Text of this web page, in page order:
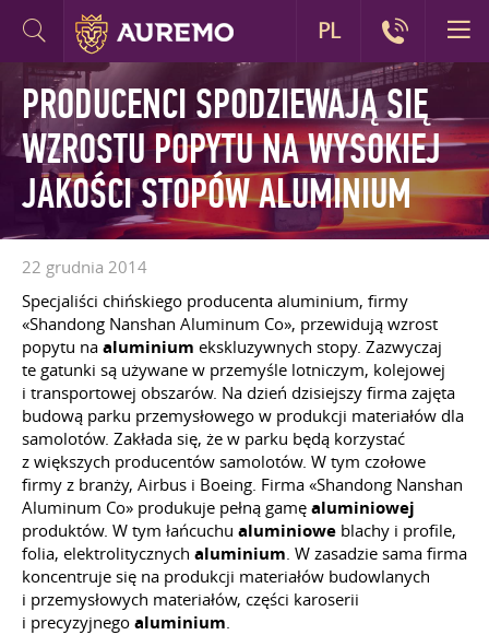
PRODUCENCI SPODZIEWAJĄ SIĘ
WZROSTU POPYTU NA WYSOKIEJ
JAKOŚCI STOPÓW ALUMINIUM
22 grudnia 2014
Specjaliści chińskiego producenta aluminium, firmy
«Shandong Nanshan Aluminum Co», przewidują wzrost
popytu na aluminium ekskluzywnych stopy. Zazwyczaj
te gatunki są używane w przemyśle lotniczym, kolejowej
i transportowej obszarów. Na dzień dzisiejszy firma zajęta
budową parku przemysłowego w produkcji materiałów dla
samolotów. Zakłada się, że w parku będą korzystać
z większych producentów samolotów. W tym czołowe
firmy z branży, Airbus i Boeing. Firma «Shandong Nanshan
Aluminum Co» produkuje pełną gamę aluminiowej
produktów. W tym łańcuchu aluminiowe blachy i profile,
folia, elektrolitycznych aluminium. W zasadzie sama firma
koncentruje się na produkcji materiałów budowlanych
i przemysłowych materiałów, części karoserii
i precyzyjnego aluminium.
PL